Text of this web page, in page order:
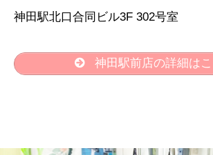
神田駅北口合同ビル3F 302号室
神田駅前店の詳細は